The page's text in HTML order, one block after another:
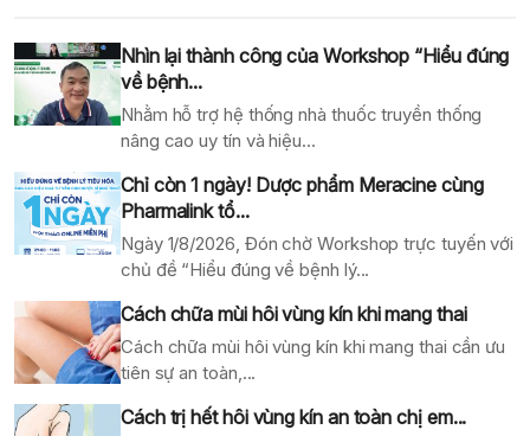
Nhìn lại thành công của Workshop “Hiểu đúng
về bệnh...
Nhằm hỗ trợ hệ thống nhà thuốc truyền thống
nâng cao uy tín và hiệu...
Chỉ còn 1 ngày! Dược phẩm Meracine cùng
Pharmalink tổ...
Ngày 1/8/2026, Đón chờ Workshop trực tuyến với
chủ đề “Hiểu đúng về bệnh lý...
Cách chữa mùi hôi vùng kín khi mang thai
Cách chữa mùi hôi vùng kín khi mang thai cần ưu
tiên sự an toàn,...
Cách trị hết hôi vùng kín an toàn chị em...